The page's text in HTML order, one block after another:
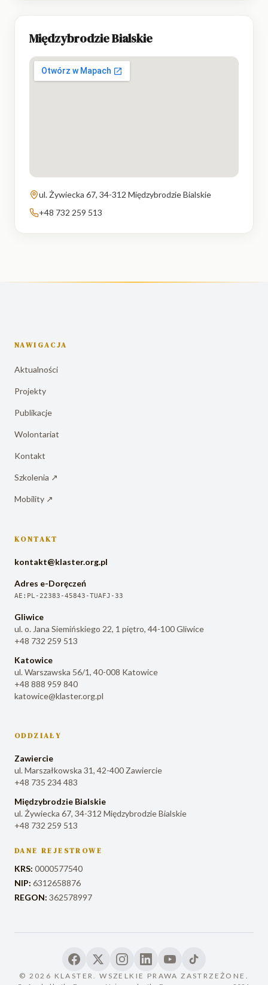
Międzybrodzie Bialskie
ul. Żywiecka 67, 34-312 Międzybrodzie Bialskie
+48 732 259 513
NAWIGACJA
Aktualności
Projekty
Publikacje
Wolontariat
Kontakt
Szkolenia ↗
Mobility ↗
KONTAKT
kontakt@klaster.org.pl
Adres e-Doręczeń
AE:PL-22383-45843-TUAFJ-33
Gliwice
ul. o. Jana Siemińskiego 22, 1 piętro, 44-100 Gliwice
+48 732 259 513
Katowice
ul. Warszawska 56/1, 40-008 Katowice
+48 888 959 840
katowice@klaster.org.pl
ODDZIAŁY
Zawiercie
ul. Marszałkowska 31, 42-400 Zawiercie
+48 735 234 483
Międzybrodzie Bialskie
ul. Żywiecka 67, 34-312 Międzybrodzie Bialskie
+48 732 259 513
DANE REJESTROWE
KRS: 0000577540
NIP: 6312658876
REGON: 362578997
© 2026 KLASTER. WSZELKIE PRAWA ZASTRZEŻONE.